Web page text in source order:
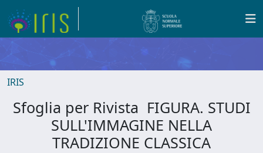
IRIS
Sfoglia per Rivista FIGURA. STUDI
SULL'IMMAGINE NELLA
TRADIZIONE CLASSICA